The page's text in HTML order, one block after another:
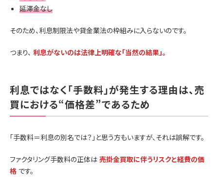
延滞金なし
そのため、利息制限法や貸金業法の枠組みに入らないのです。
つまり、 利息がないのは法律上明確な「当然の結果」。
利息ではなく「手数料」が発生する理由は、売
買における“価格差”であるため
「手数料＝利息の別名では？」と思う方もいますが、それは誤解です。
ファクタリング手数料の正体は 売掛金買取に伴うリスクと経費の価
格 です。